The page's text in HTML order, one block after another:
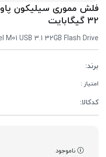
32 گیگابایت
USB 3.1 32GB Flash Drive
برند:
امتیاز :
کدکالا:
ناموجود